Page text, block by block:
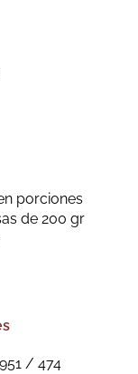
porciones
de 200 gr
/ 474